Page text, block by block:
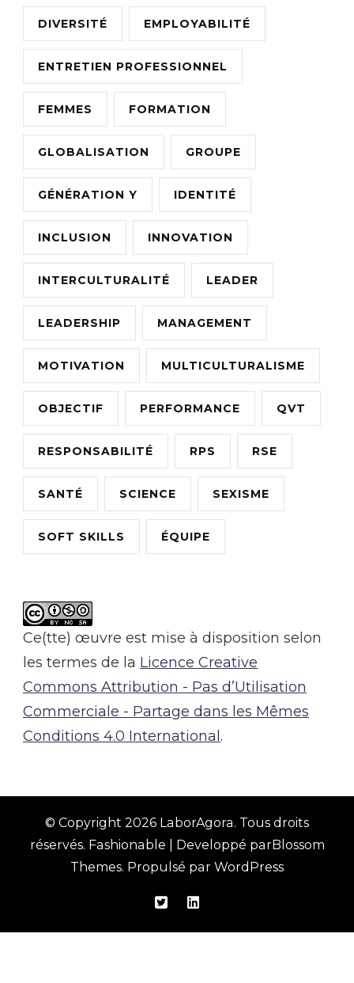
DIVERSITÉ EMPLOYABILITÉ
ENTRETIEN PROFESSIONNEL
FEMMES FORMATION
GLOBALISATION GROUPE
GÉNÉRATION Y IDENTITÉ
INCLUSION INNOVATION
INTERCULTURALITÉ LEADER
LEADERSHIP MANAGEMENT
MOTIVATION MULTICULTURALISME
OBJECTIF PERFORMANCE QVT
RESPONSABILITÉ RPS RSE
SANTÉ SCIENCE SEXISME
SOFT SKILLS ÉQUIPE
Ce(tte) œuvre est mise à disposition selon
les termes de la Licence Creative
Commons Attribution - Pas d’Utilisation
Commerciale - Partage dans les Mêmes
Conditions 4.0 International .
© Copyright 2026 LaborAgora. Tous droits
réservés. Fashionable | Developpé parBlossom
Themes. Propulsé par WordPress